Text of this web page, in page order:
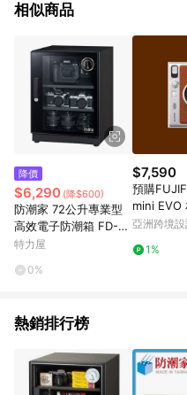
等各方面進行整合，提升服務質
結帳流程(Easy to buy)、每次到
發與靈感(Exciting experience)
最佳解決方案，以創造優質居家
造幸福家園時的優先選擇。
相似商品
降價
$6,290 (降$600)
防潮家 72公升專業型
高效電子防潮箱 FD-70
EA
特力屋
0%
$7,590
預購
mini EVO
印相機 -
亞洲跨境
1%
熱銷排行榜